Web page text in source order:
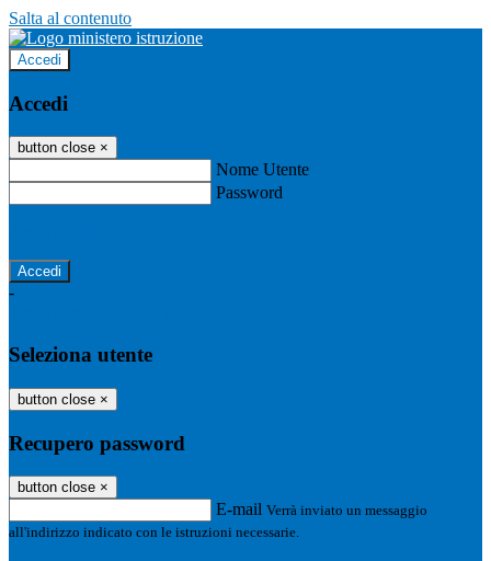
Salta al contenuto
Accedi
Accedi
button close ×
Nome Utente
Password
-
Seleziona utente
button close ×
Recupero password
button close ×
E-mail Verrà inviato un messaggio
all'indirizzo indicato con le istruzioni necessarie.